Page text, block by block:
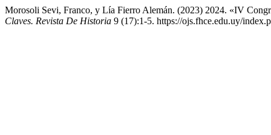
Morosoli Sevi, Franco, y Lía Fierro Alemán. (2023) 2024. «IV
Claves. Revista De Historia 9 (17):1-5. https://ojs.fhce.edu.uy/